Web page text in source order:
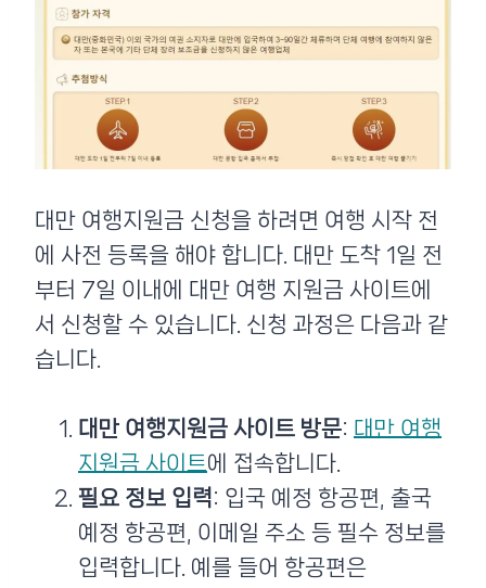
대만 여행지원금 신청을 하려면 여행 시작 전
에 사전 등록을 해야 합니다. 대만 도착 1일 전
부터 7일 이내에 대만 여행 지원금 사이트에
서 신청할 수 있습니다. 신청 과정은 다음과 같
습니다.
대만 여행지원금 사이트 방문: 대만 여행
지원금 사이트에 접속합니다.
필요 정보 입력: 입국 예정 항공편, 출국
예정 항공편, 이메일 주소 등 필수 정보를
입력합니다. 예를 들어 항공편은